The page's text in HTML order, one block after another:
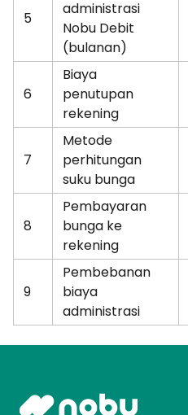
5
administrasi
Nobu Debit
(bulanan)
6
Biaya
penutupan
rekening
7
Metode
perhitungan
suku bunga
8
Pembayaran
bunga ke
rekening
9
Pembebanan
biaya
administrasi